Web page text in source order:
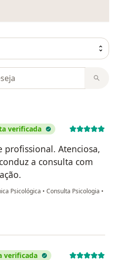
verificada
profissional. Atenciosa,
a consulta com
Psicológica • Consulta Psicologia •
verificada